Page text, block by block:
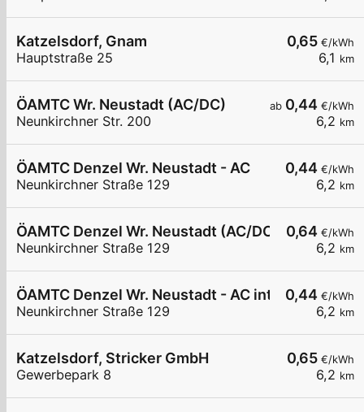
0,65 €/kWh
6,1 km
Katzelsdorf, Gnam
Hauptstraße 25
ab 0,44 €/kWh
6,2 km
ÖAMTC Wr. Neustadt (AC/DC)
Neunkirchner Str. 200
0,44 €/kWh
6,2 km
ÖAMTC Denzel Wr. Neustadt - AC
Neunkirchner Straße 129
0,64 €/kWh
6,2 km
ÖAMTC Denzel Wr. Neustadt (AC/DC)
Neunkirchner Straße 129
0,44 €/kWh
6,2 km
ÖAMTC Denzel Wr. Neustadt - AC intern 1
Neunkirchner Straße 129
0,65 €/kWh
6,2 km
Katzelsdorf, Stricker GmbH
Gewerbepark 8